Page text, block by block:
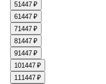
51447 ₽
61447 ₽
71447 ₽
81447 ₽
91447 ₽
101447 ₽
111447 ₽